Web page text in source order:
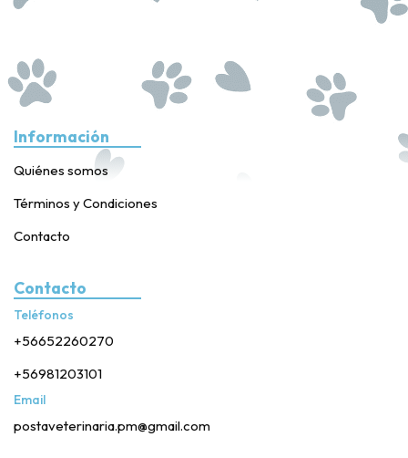
Información
Quiénes somos
Términos y Condiciones
Contacto
Contacto
Teléfonos
+56652260270
+56981203101
Email
postaveterinaria.pm@gmail.com